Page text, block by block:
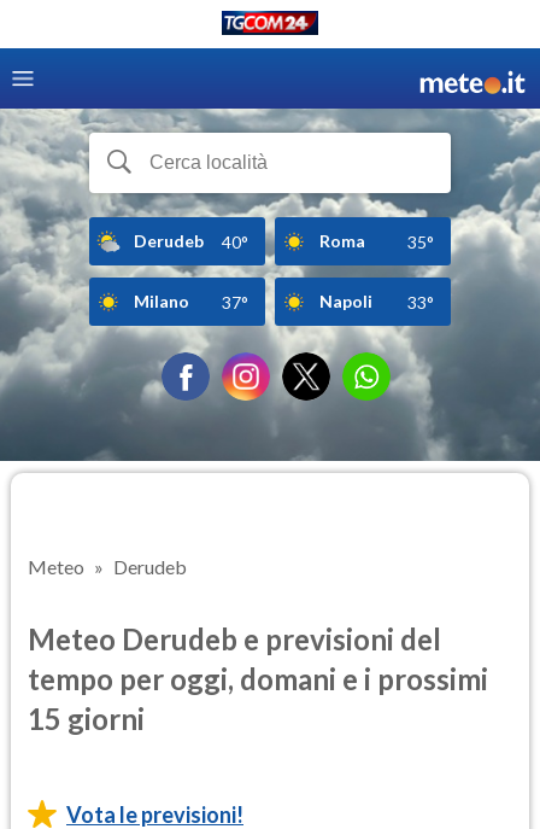
Derudeb 40° Roma 35°
Milano 37° Napoli 33°
Meteo Derudeb
Meteo Derudeb e previsioni del
tempo per oggi, domani e i prossimi
15 giorni
Vota le previsioni!